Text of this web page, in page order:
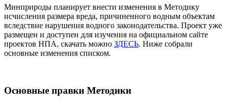
Минприроды планирует внести изменения в Методику
исчисления размера вреда, причиненного водным объектам
вследствие нарушения водного законодательства. Проект уже
размещен и доступен для изучения на официальном сайте
проектов НПА, скачать можно ЗДЕСЬ. Ниже собрали
основные изменения списком.
Основные правки Методики